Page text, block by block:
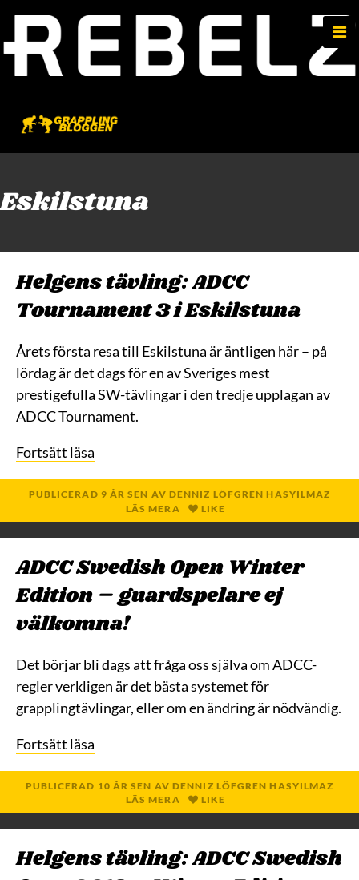
Eskilstuna
Helgens tävling: ADCC
Tournament 3 i Eskilstuna
Årets första resa till Eskilstuna är äntligen här – på
lördag är det dags för en av Sveriges mest
prestigefulla SW-tävlingar i den tredje upplagan av
ADCC Tournament.
Fortsätt läsa
PUBLICERAD 9 ÅR SEN AV DENNIZ LÖFGREN HASYILMAZ
LÄS MERA
LIKE
ADCC Swedish Open Winter
Edition – guardspelare ej
välkomna!
Det börjar bli dags att fråga oss själva om ADCC-
regler verkligen är det bästa systemet för
grapplingtävlingar, eller om en ändring är nödvändig.
Fortsätt läsa
PUBLICERAD 10 ÅR SEN AV DENNIZ LÖFGREN HASYILMAZ
LÄS MERA
LIKE
Helgens tävling: ADCC Swedish